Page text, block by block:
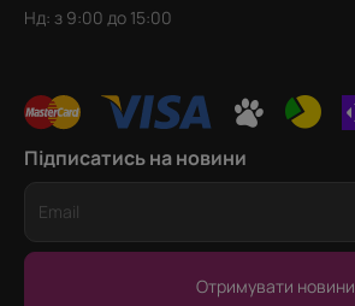
Нд: з 9:00 до 15:00
Підписатись на новини
Отримувати новини